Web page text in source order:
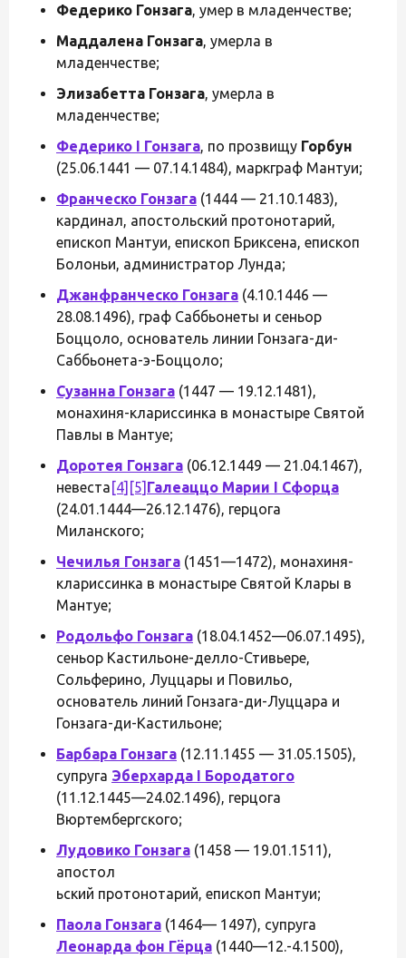
Федерико Гонзага, умер в младенчестве;
Маддалена Гонзага, умерла в
младенчестве;
Элизабетта Гонзага, умерла в
младенчестве;
Федерико I Гонзага, по прозвищу Горбун
(25.06.1441 — 07.14.1484), маркграф Мантуи;
Франческо Гонзага (1444 — 21.10.1483),
кардинал, апостольский протонотарий,
епископ Мантуи, епископ Бриксена, епископ
Болоньи, администратор Лунда;
Джанфранческо Гонзага (4.10.1446 —
28.08.1496), граф Саббьонеты и сеньор
Боццоло, основатель линии Гонзага-ди-
Саббьонета-э-Боццоло;
Сузанна Гонзага (1447 — 19.12.1481),
монахиня-клариссинка в монастыре Святой
Павлы в Мантуе;
Доротея Гонзага (06.12.1449 — 21.04.1467),
невеста [4] [5] Галеаццо Марии I Сфорца
(24.01.1444—26.12.1476), герцога
Миланского;
Чечилья Гонзага (1451—1472), монахиня-
клариссинка в монастыре Святой Клары в
Мантуе;
Родольфо Гонзага (18.04.1452—06.07.1495),
сеньор Кастильоне-делло-Стивьере,
Сольферино, Луццары и Повильо,
основатель линий Гонзага-ди-Луццара и
Гонзага-ди-Кастильоне;
Барбара Гонзага (12.11.1455 — 31.05.1505),
супруга Эберхарда I Бородатого
(11.12.1445—24.02.1496), герцога
Вюртембергского;
Лудовико Гонзага (1458 — 19.01.1511),
апостол
ьский протонотарий, епископ Мантуи;
Паола Гонзага (1464— 1497), супруга
Леонарда фон Гёрца (1440—12.-4.1500),